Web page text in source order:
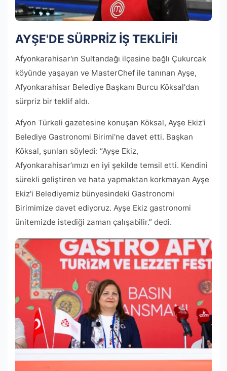
AYŞE'DE SÜRPRİZ İŞ TEKLİFİ!
Afyonkarahisar'ın Sultandağı ilçesine bağlı Çukurcak
köyünde yaşayan ve MasterChef ile tanınan Ayşe,
Afyonkarahisar Belediye Başkanı Burcu Köksal'dan
sürpriz bir teklif aldı.
Afyon Türkeli gazetesine konuşan Köksal, Ayşe Ekiz'i
Belediye Gastronomi Birimi'ne davet etti. Başkan
Köksal, şunları söyledi: “Ayşe Ekiz,
Afyonkarahisar’ımızı en iyi şekilde temsil etti. Kendini
sürekli geliştiren ve hata yapmaktan korkmayan Ayşe
Ekiz'i Belediyemiz bünyesindeki Gastronomi
Birimimize davet ediyoruz. Ayşe Ekiz gastronomi
ünitemizde istediği zaman çalışabilir.” dedi.